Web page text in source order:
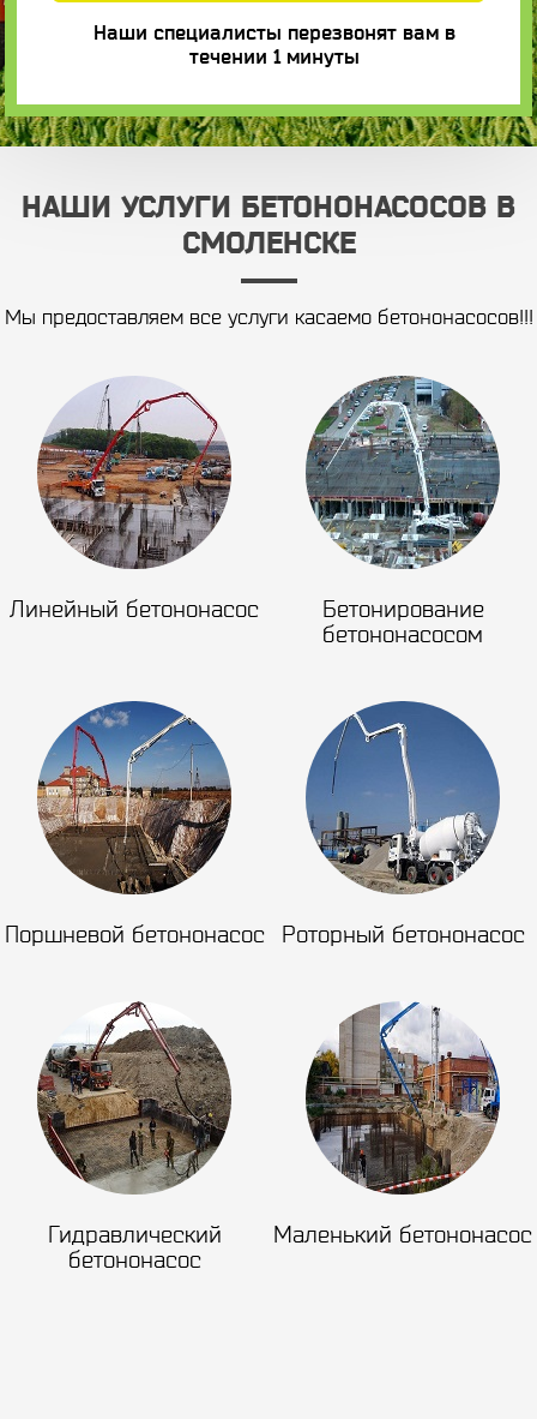
Наши специалисты перезвонят вам в
течении 1 минуты
НАШИ УСЛУГИ БЕТОНОНАСОСОВ В
СМОЛЕНСКЕ
Мы предоставляем все услуги касаемо бетононасосов!!!
Линейный бетононасос
Бетонирование
бетононасосом
Поршневой бетононасос Роторный бетононасос
Гидравлический
бетононасос
Маленький бетононасос